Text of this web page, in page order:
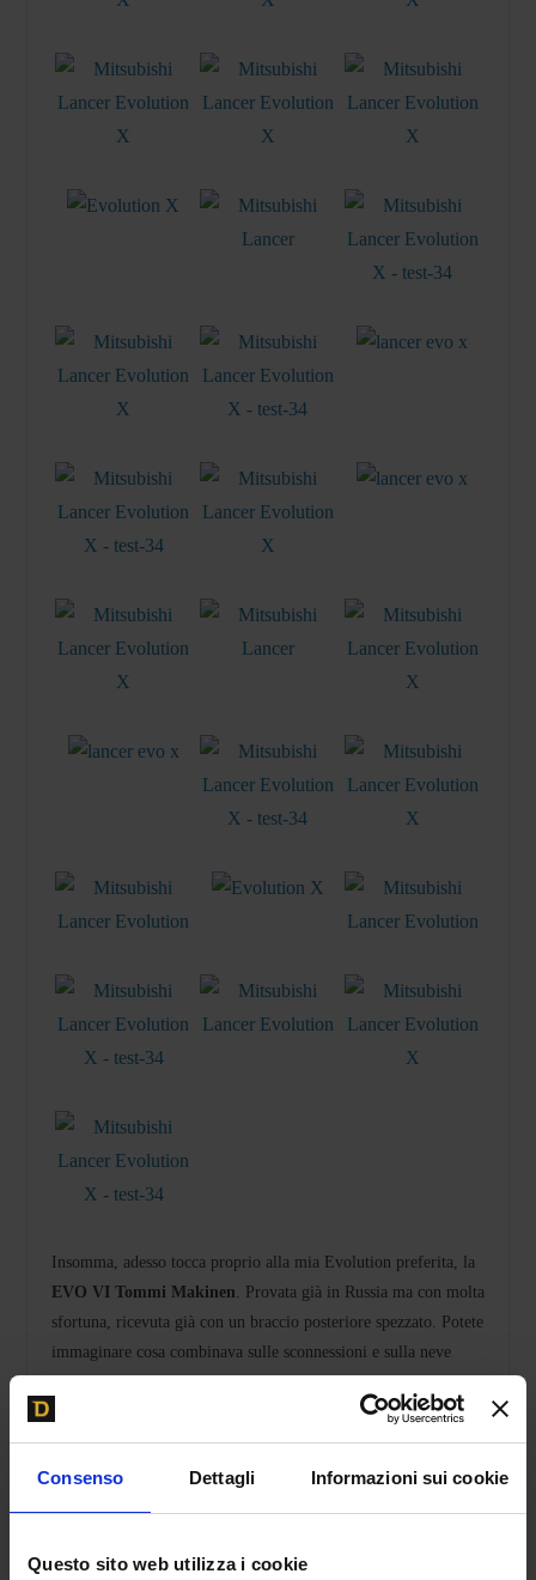
Consenso Dettagli Informazioni sui cookie
Questo sito web utilizza i cookie
Insomma, adesso tocca proprio alla mia Evolution preferita, la
EVO VI Tommi Makinen. Provata già in Russia ma con molta
sfortuna, ricevuta già con un braccio posteriore spezzato. Potete
immaginare cosa combinava sulle sconnessioni e sulla neve